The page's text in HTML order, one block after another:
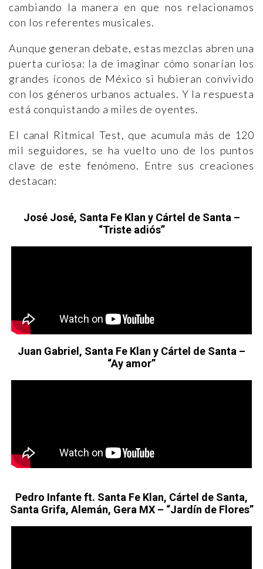
cambiando la manera en que nos relacionamos
con los referentes musicales.
Aunque generan debate, estas mezclas abren una
puerta curiosa: la de imaginar cómo sonarían los
grandes íconos de México si hubieran convivido
con los géneros urbanos actuales. Y la respuesta
está conquistando a miles de oyentes.
El canal Ritmical Test, que acumula más de 120
mil seguidores, se ha vuelto uno de los puntos
clave de este fenómeno. Entre sus creaciones
destacan:
José José, Santa Fe Klan y Cártel de Santa –
“Triste adiós”
Juan Gabriel, Santa Fe Klan y Cártel de Santa –
“Ay amor”
Pedro Infante ft. Santa Fe Klan, Cártel de Santa,
Santa Grifa, Alemán, Gera MX – “Jardín de Flores”